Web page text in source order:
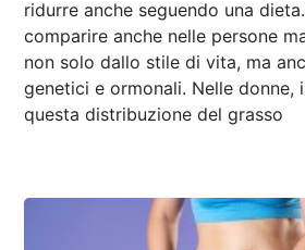
ridurre anche seguendo una
comparire anche nelle persone
non solo dallo stile di vita, ma
genetici e ormonali. Nelle donne,
questa distribuzione del grasso